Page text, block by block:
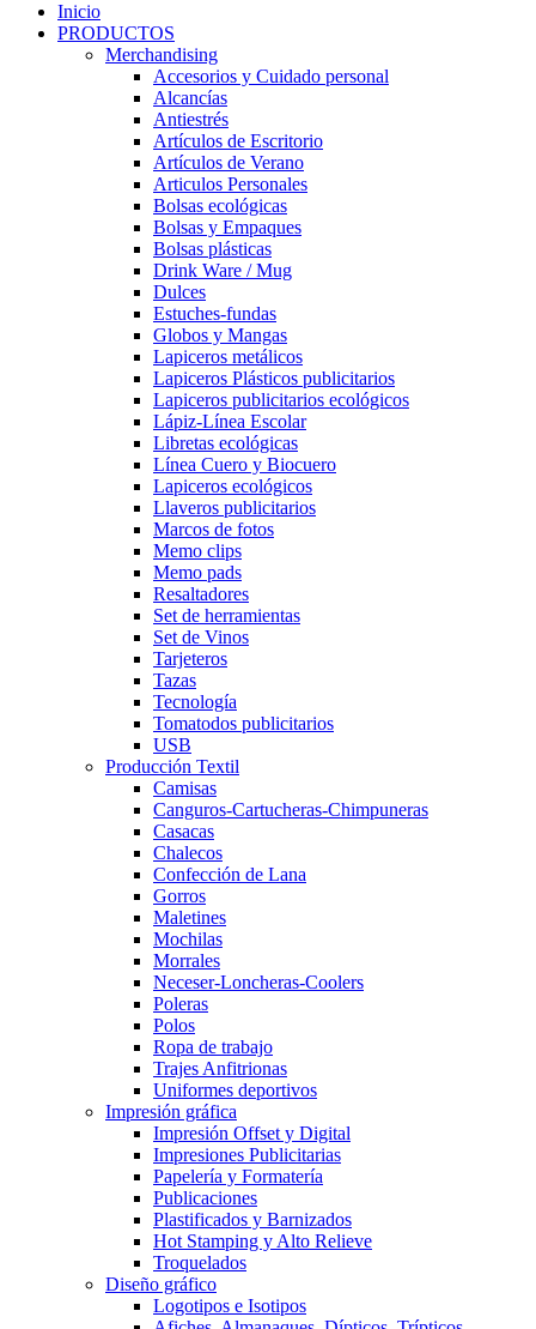
Inicio
PRODUCTOS
Merchandising
Accesorios y Cuidado personal
Alcancías
Antiestrés
Artículos de Escritorio
Artículos de Verano
Articulos Personales
Bolsas ecológicas
Bolsas y Empaques
Bolsas plásticas
Drink Ware / Mug
Dulces
Estuches-fundas
Globos y Mangas
Lapiceros metálicos
Lapiceros Plásticos publicitarios
Lapiceros publicitarios ecológicos
Lápiz-Línea Escolar
Libretas ecológicas
Línea Cuero y Biocuero
Lapiceros ecológicos
Llaveros publicitarios
Marcos de fotos
Memo clips
Memo pads
Resaltadores
Set de herramientas
Set de Vinos
Tarjeteros
Tazas
Tecnología
Tomatodos publicitarios
USB
Producción Textil
Camisas
Canguros-Cartucheras-Chimpuneras
Casacas
Chalecos
Confección de Lana
Gorros
Maletines
Mochilas
Morrales
Neceser-Loncheras-Coolers
Poleras
Polos
Ropa de trabajo
Trajes Anfitrionas
Uniformes deportivos
Impresión gráfica
Impresión Offset y Digital
Impresiones Publicitarias
Papelería y Formatería
Publicaciones
Plastificados y Barnizados
Hot Stamping y Alto Relieve
Troquelados
Diseño gráfico
Logotipos e Isotipos